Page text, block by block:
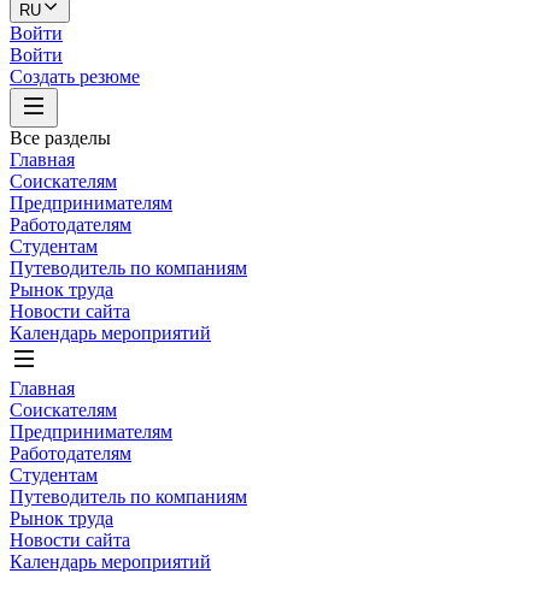
RU
Войти
Войти
Создать резюме
Все разделы
Главная
Соискателям
Предпринимателям
Работодателям
Студентам
Путеводитель по компаниям
Рынок труда
Новости сайта
Календарь мероприятий
Главная
Соискателям
Предпринимателям
Работодателям
Студентам
Путеводитель по компаниям
Рынок труда
Новости сайта
Календарь мероприятий